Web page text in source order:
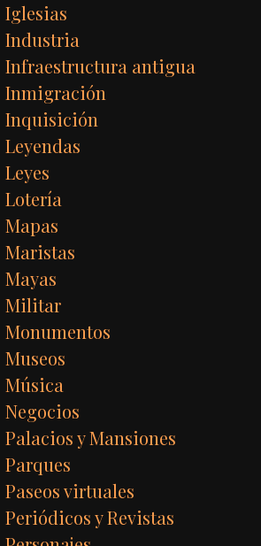
Iglesias
Industria
Infraestructura antigua
Inmigración
Inquisición
Leyendas
Leyes
Lotería
Mapas
Maristas
Mayas
Militar
Monumentos
Museos
Música
Negocios
Palacios y Mansiones
Parques
Paseos virtuales
Periódicos y Revistas